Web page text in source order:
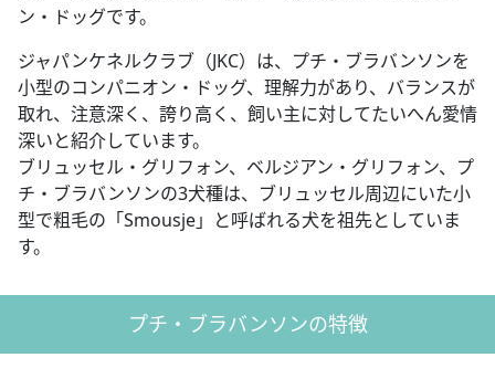
ン・ドッグです。
ジャパンケネルクラブ（JKC）は、プチ・ブラバンソンを
小型のコンパニオン・ドッグ、理解力があり、バランスが
取れ、注意深く、誇り高く、飼い主に対してたいへん愛情
深いと紹介しています。
ブリュッセル・グリフォン、ベルジアン・グリフォン、プ
チ・ブラバンソンの3犬種は、ブリュッセル周辺にいた小
型で粗毛の「Smousje」と呼ばれる犬を祖先としていま
す。
プチ・ブラバンソンの特徴